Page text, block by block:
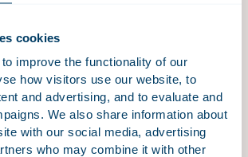
cookies
improve the functionality of our
how visitors use our website, to
and advertising, and to evaluate and
We also share information about
with our social media, advertising
who may combine it with other
de rollen en verantwoordelijkheden
en commissarissen wettelijk
een duidelijke formele scheiding van
blijkt in de praktijk dat effectieve
gaat dan deze kaders.